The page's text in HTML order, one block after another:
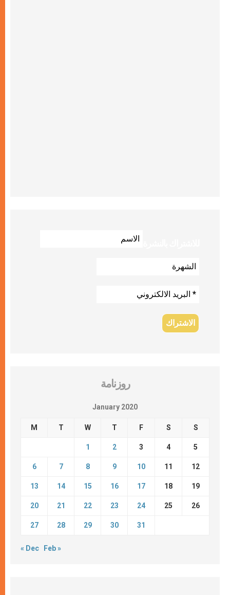
روزنامة
January 2020
M T W T F S S
1 2 3 4 5
6 7 8 9 10 11 12
13 14 15 16 17 18 19
20 21 22 23 24 25 26
27 28 29 30 31
« Dec Feb »